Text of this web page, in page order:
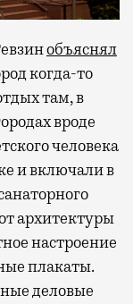
объяснял
когда-то
там, в
вроде
человека
и включали в
архитектуры
настроение
плакаты.
деловые